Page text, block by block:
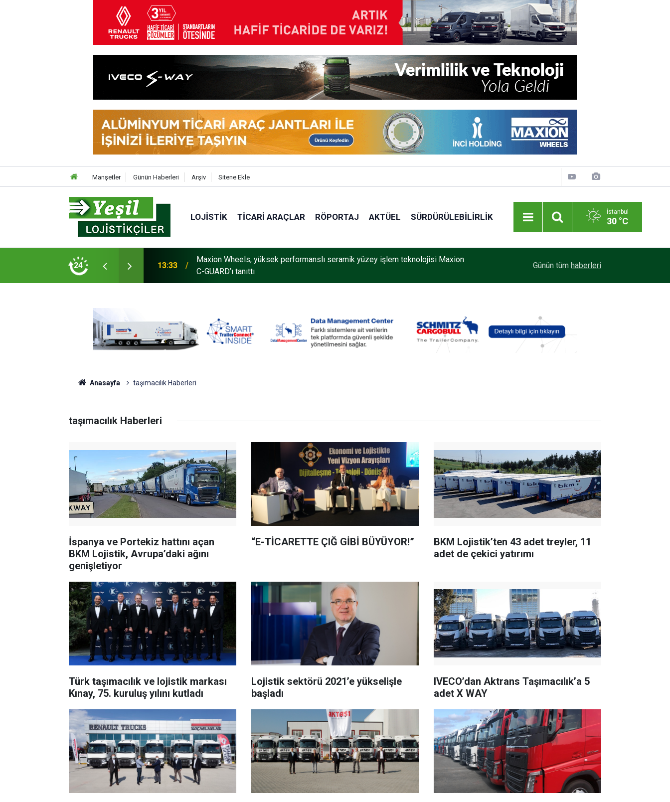
Manşetler Günün Haberleri Arşiv Sitene Ekle
LOJISTIK TICARI ARAÇLAR RÖPORTAJ AKTÜEL SÜRDÜRÜLEBILIRLIK İstanbul
30 °C
24
Avustralya’da tesis açtı 13:33
Maxion Wheels, yüksek performanslı seramik yüzey işlem teknolojisi Maxion
C-GUARD’ı tanıttı
Enver Geçgel Turizm, Filosuna Travego ve
Günün tüm haberleri
Anasayfa taşımacılık Haberleri
taşımacılık Haberleri
İspanya ve Portekiz hattını açan
BKM Lojistik, Avrupa’daki ağını
genişletiyor
“E-TİCARETTE ÇIĞ GİBİ BÜYÜYOR!”
BKM Lojistik’ten 43 adet treyler, 11
adet de çekici yatırımı
Türk taşımacılık ve lojistik markası
Kınay, 75. kuruluş yılını kutladı
Lojistik sektörü 2021’e yükselişle
başladı
IVECO’dan Aktrans Taşımacılık’a 5
adet X WAY